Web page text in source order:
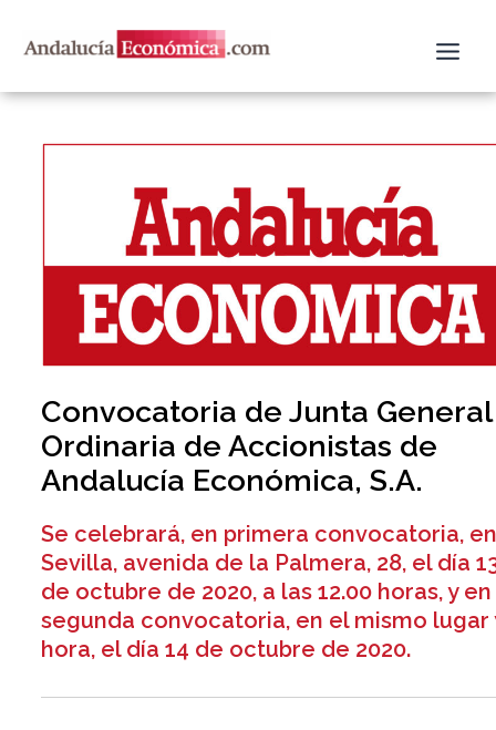
Convocatoria de Junta General
Ordinaria de Accionistas de
Andalucía Económica, S.A.
Se celebrará, en primera convocatoria,
Sevilla, avenida de la Palmera, 28, el día
de octubre de 2020, a las 12.00 horas, y en
segunda convocatoria, en el mismo lugar
hora, el día 14 de octubre de 2020.